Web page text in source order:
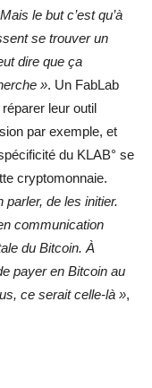
le but c’est qu’à
se trouver un
dire que ça
». Un FabLab
leur outil
par exemple, et
du KLAB° se
cryptomonnaie.
parler, de les initier.
communication
du Bitcoin. À
payer en Bitcoin au
ce serait celle-là »,